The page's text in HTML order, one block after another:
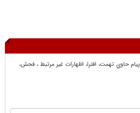
حاوي تهمت، افترا، اظهارات غير مرتبط ، فحش،